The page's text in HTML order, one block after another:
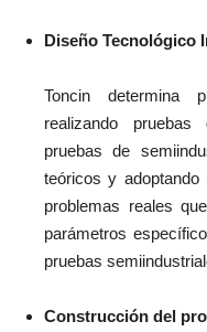
Diseño Tecnológico
Toncin determina
realizando
pruebas de
teóricos y
problemas reales
parámetros
pruebas
Construcción del